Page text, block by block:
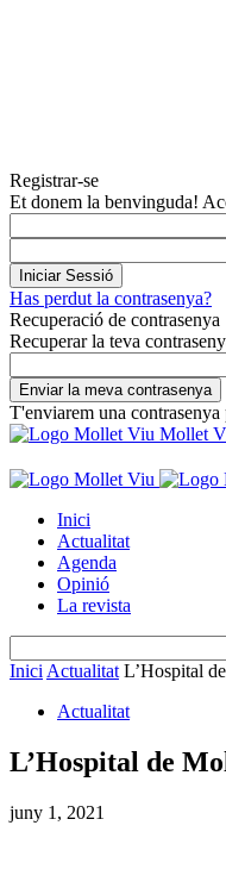
Registrar-se
Et donem la benvinguda!
Has perdut la contrasenya?
Recuperació de contrasenya
Recuperar la teva
T'enviarem una
Mollet
Inici
Actualitat
Agenda
Opinió
La revista
Inici Actualitat L’Hospital
Actualitat
L’Hospital de
juny 1, 2021